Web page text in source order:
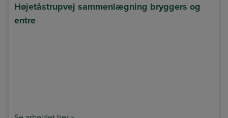
Højetåstrupvej sammenlægning bryggers og
entre